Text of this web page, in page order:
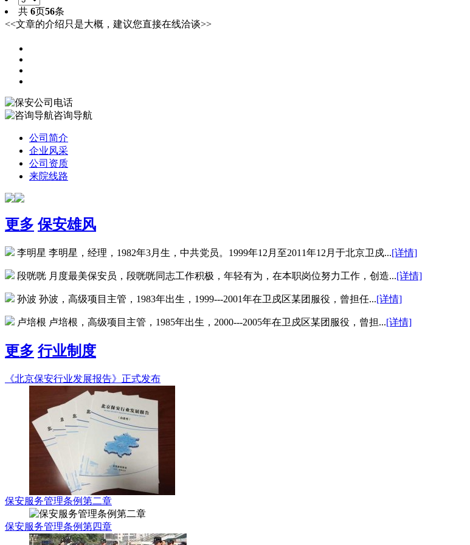
共 6页56条
<<文章的介绍只是大概，建议您直接在线洽谈>>
咨询导航
公司简介
企业风采
公司资质
来院线路
更多 保安雄风
李明星 李明星，经理，1982年3月生，中共党员。1999年12月至2011年12月于北京卫戍...[详情]
段咣咣 月度最美保安员，段咣咣同志工作积极，年轻有为，在本职岗位努力工作，创造...[详情]
孙波 孙波，高级项目主管，1983年出生，1999---2001年在卫戍区某团服役，曾担任...[详情]
卢培根 卢培根，高级项目主管，1985年出生，2000---2005年在卫戍区某团服役，曾担...[详情]
更多 行业制度
《北京保安行业发展报告》正式发布
保安服务管理条例第二章
保安服务管理条例第四章